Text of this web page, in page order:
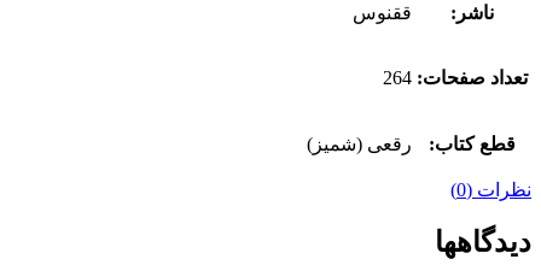
ناشر: ققنوس
تعداد صفحات: 264
قطع کتاب: رقعی (شمیز)
نظرات (0)
دیدگاهها